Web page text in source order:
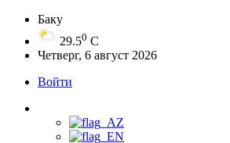
Баку
29.50 C
Четверг, 6 август 2026
Войти